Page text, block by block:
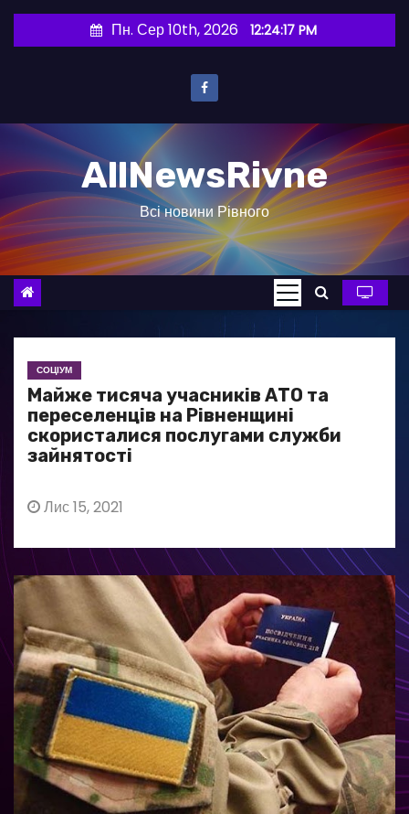
и
о
в
Пн. Сер 10th, 2026 12:24:18 PM
AllNewsRivne
Всі новини Рівного
СОЦІУМ
Майже тисяча учасників АТО та
переселенців на Рівненщині
скористалися послугами служби
зайнятості
Лис 15, 2021